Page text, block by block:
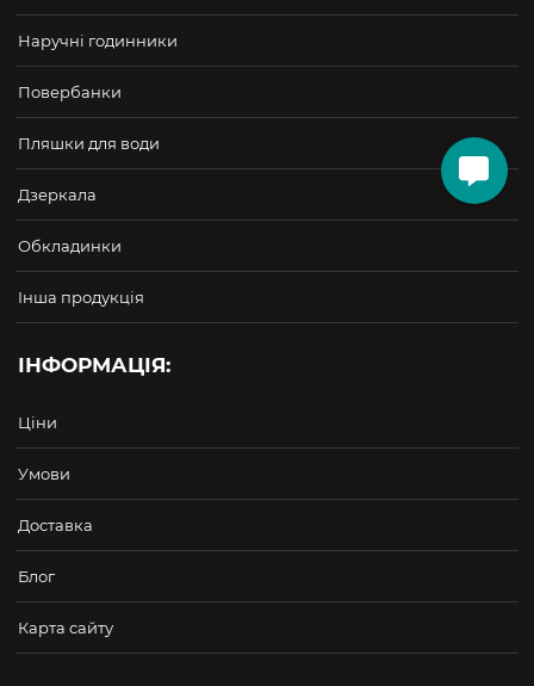
Наручні годинники
Повербанки
Пляшки для води
Дзеркала
Обкладинки
Інша продукція
ІНФОРМАЦІЯ:
Ціни
Умови
Доставка
Блог
Карта сайту